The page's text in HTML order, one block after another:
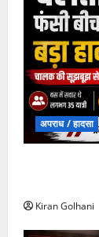
अपराध / हादसा
Kiran Golhani